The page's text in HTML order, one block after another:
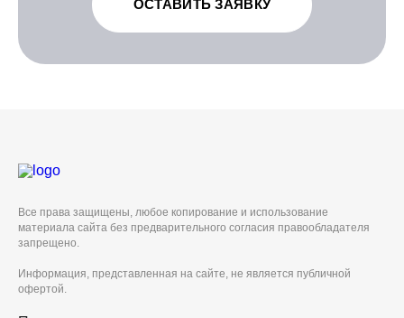
ОСТАВИТЬ ЗАЯВКУ
Все права защищены, любое копирование и использование
материала сайта без предварительного согласия правообладателя
запрещено.
Информация, представленная на сайте, не является публичной
офертой.